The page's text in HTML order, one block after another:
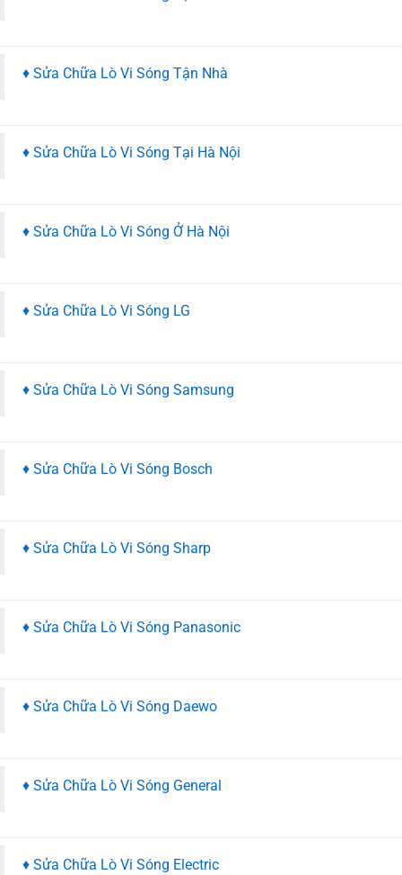
♦ Sửa Chữa Lò Vi Sóng Tận Nhà
♦ Sửa Chữa Lò Vi Sóng Tại Hà Nội
♦ Sửa Chữa Lò Vi Sóng Ở Hà Nội
♦ Sửa Chữa Lò Vi Sóng LG
♦ Sửa Chữa Lò Vi Sóng Samsung
♦ Sửa Chữa Lò Vi Sóng Bosch
♦ Sửa Chữa Lò Vi Sóng Sharp
♦ Sửa Chữa Lò Vi Sóng Panasonic
♦ Sửa Chữa Lò Vi Sóng Daewo
♦ Sửa Chữa Lò Vi Sóng General
♦ Sửa Chữa Lò Vi Sóng Electric